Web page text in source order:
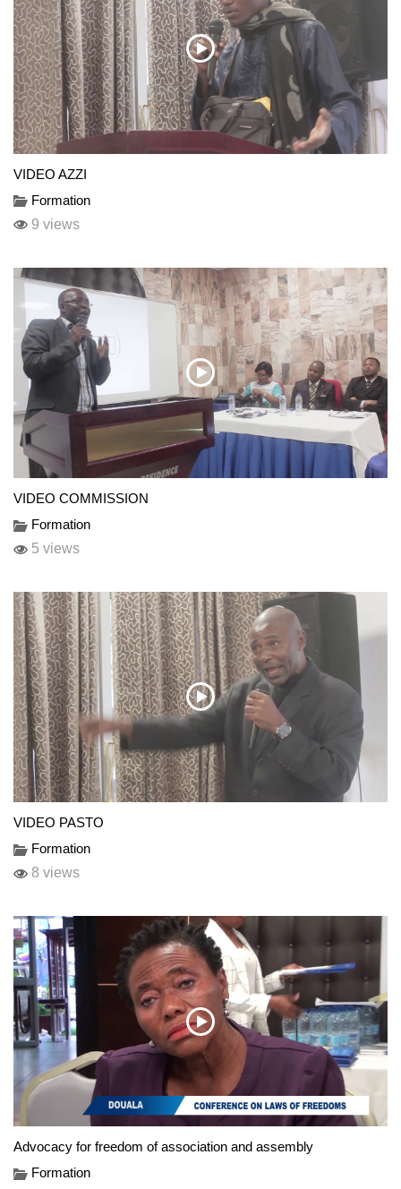
VIDEO AZZI
Formation
9 views
VIDEO COMMISSION
Formation
5 views
VIDEO PASTO
Formation
8 views
Advocacy for freedom of association and assembly
Formation